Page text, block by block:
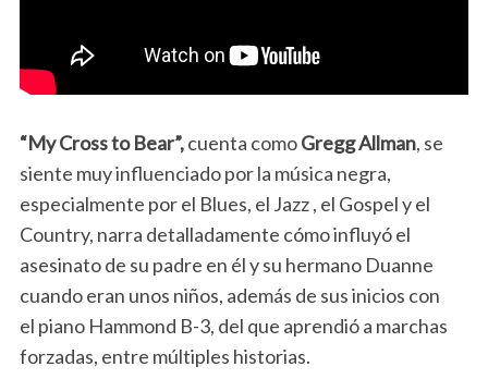
“My Cross to Bear”,cuenta comoGregg Allman, se
siente muy influenciado por la música negra,
especialmente por el Blues, el Jazz , el Gospel y el
Country, narra detalladamente cómo influyó el
asesinato de su padre en él y su hermano Duanne
cuando eran unos niños, además de sus inicios con
el piano Hammond B-3, del que aprendió a marchas
forzadas, entre múltiples historias.